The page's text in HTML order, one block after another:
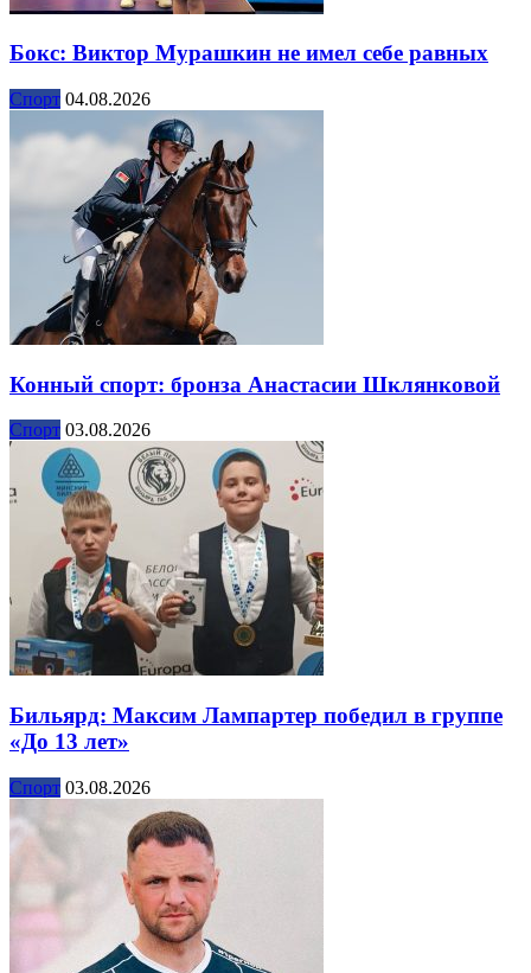
Бокс: Виктор Мурашкин не имел себе равных
Спорт 04.08.2026
Конный спорт: бронза Анастасии Шклянковой
Спорт 03.08.2026
Бильярд: Максим Лампартер победил в группе
«До 13 лет»
Спорт 03.08.2026